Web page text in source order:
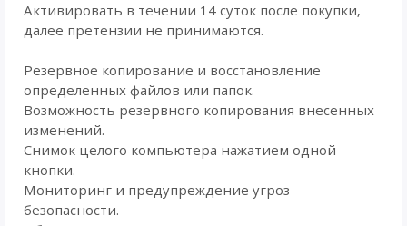
Активировать в течении 14 суток после покупки,
далее претензии не принимаются.
Резервное копирование и восстановление
определенных файлов или папок.
Возможность резервного копирования внесенных
изменений.
Снимок целого компьютера нажатием одной
кнопки.
Мониторинг и предупреждение угроз
безопасности.